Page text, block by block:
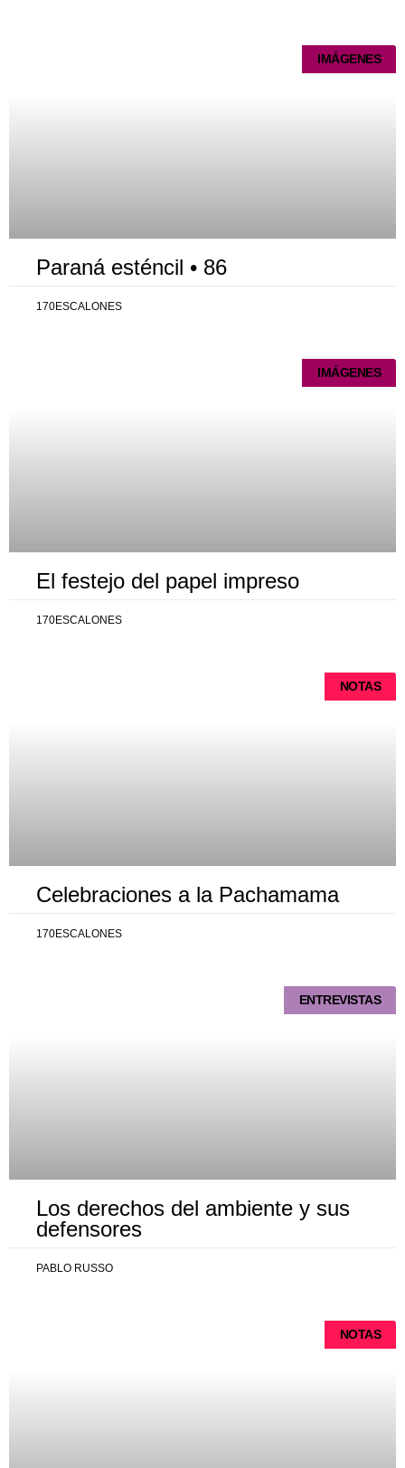
IMÁGENES
Paraná esténcil • 86
170ESCALONES
IMÁGENES
El festejo del papel impreso
170ESCALONES
NOTAS
Celebraciones a la Pachamama
170ESCALONES
ENTREVISTAS
Los derechos del ambiente y sus
defensores
PABLO RUSSO
NOTAS